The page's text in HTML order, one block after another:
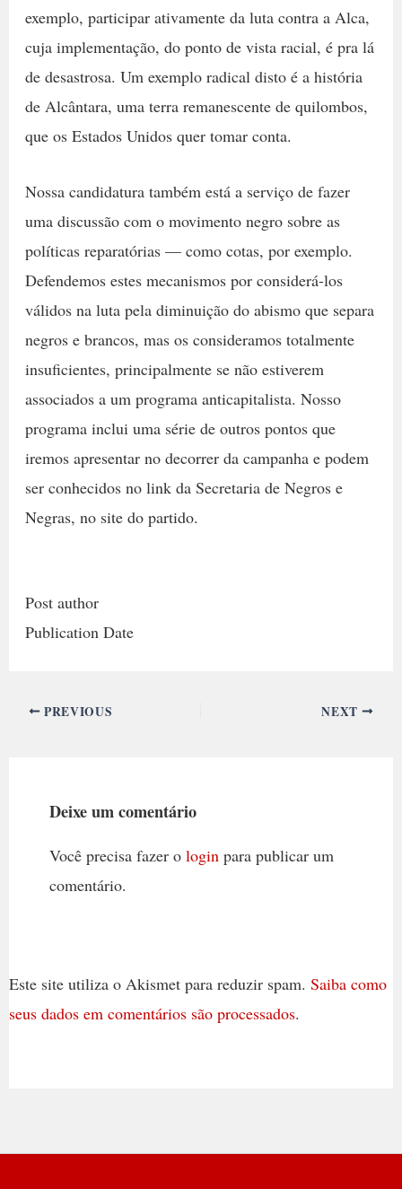
exemplo, participar ativamente da luta contra a Alca,
cuja implementação, do ponto de vista racial, é pra lá
de desastrosa. Um exemplo radical disto é a história
de Alcântara, uma terra remanescente de quilombos,
que os Estados Unidos quer tomar conta.
Nossa candidatura também está a serviço de fazer
uma discussão com o movimento negro sobre as
políticas reparatórias — como cotas, por exemplo.
Defendemos estes mecanismos por considerá-los
válidos na luta pela diminuição do abismo que separa
negros e brancos, mas os consideramos totalmente
insuficientes, principalmente se não estiverem
associados a um programa anticapitalista. Nosso
programa inclui uma série de outros pontos que
iremos apresentar no decorrer da campanha e podem
ser conhecidos no link da Secretaria de Negros e
Negras, no site do partido.
Post author
Publication Date
PREVIOUS NEXT
Deixe um comentário
Você precisa fazer o loginpara publicar um
comentário.
Este site utiliza o Akismet para reduzir spam. Saiba como
seus dados em comentários são processados.